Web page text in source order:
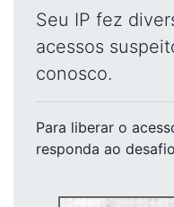
Seu IP fez
acessos
conosco.
Para liberar o
responda ao